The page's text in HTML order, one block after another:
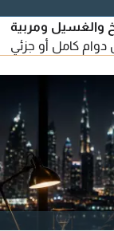
والغسيل ومربية
كامل أو جزئي